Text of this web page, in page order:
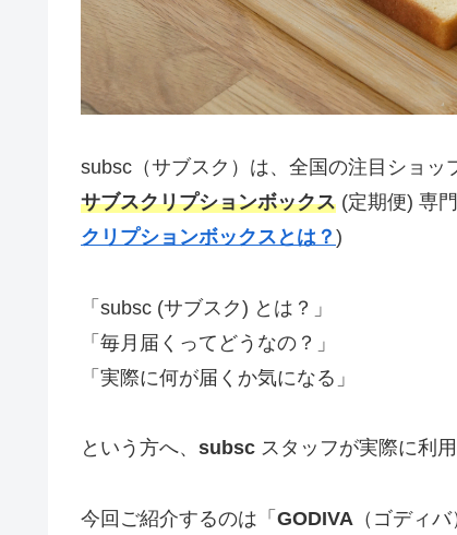
subsc（サブスク）は、全国の注目ショッ
サブスクリプションボックス (定期便) 専
クリプションボックスとは？ )
「subsc (サブスク) とは？」
「毎月届くってどうなの？」
「実際に何が届くか気になる」
という方へ、 subsc スタッフが実際に利
今回ご紹介するのは「 GODIVA （ゴディ